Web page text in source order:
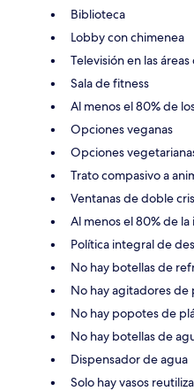
Biblioteca
Lobby con chimenea
Televisión en las
Sala de fitness
Al menos el 80% de
Opciones veganas
Opciones
Trato compasivo a
Ventanas de doble
Al menos el 80% de la
Política integral de
No hay botellas de
No hay agitadores de
No hay popotes de
No hay botellas de
Dispensador de agua
Solo hay vasos